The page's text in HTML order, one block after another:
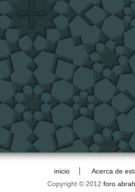
inicio
Acerca de
Copyright © 2012 foro